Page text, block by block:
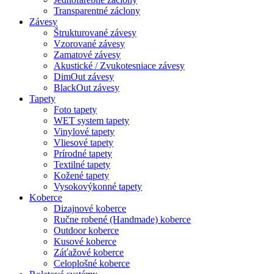
Transparentné záclony
Závesy
Štrukturované závesy
Vzorované závesy
Zamatové závesy
Akustické / Zvukotesniace závesy
DimOut závesy
BlackOut závesy
Tapety
Foto tapety
WET system tapety
Vinylové tapety
Vliesové tapety
Prírodné tapety
Textilné tapety
Kožené tapety
Vysokovýkonné tapety
Koberce
Dizajnové koberce
Ručne robené (Handmade) koberce
Outdoor koberce
Kusové koberce
Záťažové koberce
Celoplošné koberce